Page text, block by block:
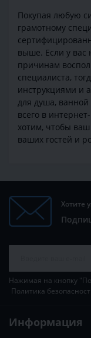
Покупая любую
грамотному
выше. Если у вас
причинам
специалиста,
инструкциями и
для душа,
всего в
хотим, чтобы
ваших гостей и
Хотите
Нажимая на кнопку
Политика
Информация